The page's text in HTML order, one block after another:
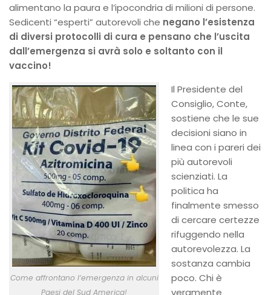
alimentano la paura e l’ipocondria di milioni di persone.
Sedicenti “esperti” autorevoli che negano l’esistenza
di diversi protocolli di cura e pensano che l’uscita
dall’emergenza si avrà solo e soltanto con il
vaccino!
Come affrontano l’emergenza in alcuni
Paesi del Sud America!
Il Presidente del
Consiglio, Conte,
sostiene che le sue
decisioni siano in
linea con i pareri dei
più autorevoli
scienziati. La
politica ha
finalmente smesso
di cercare certezze
rifuggendo nella
autorevolezza. La
sostanza cambia
poco. Chi è
veramente